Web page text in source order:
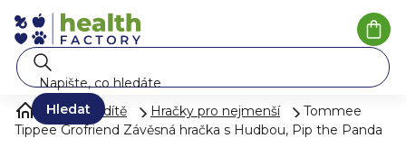
na
obsah
Hledat
Péče o dítě Hračky pro nejmenší
Tommee
Tippee Grofriend Závěsná hračka s Hudbou, Pip the Panda